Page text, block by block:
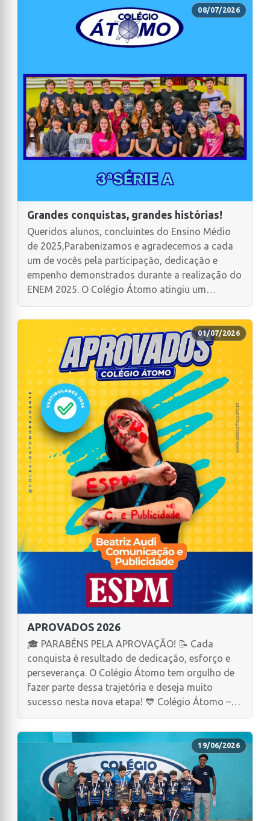
08/07/2026
Grandes conquistas, grandes histórias!
Queridos alunos, concluintes do Ensino Médio
de 2025,Parabenizamos e agradecemos a cada
um de vocês pela participação, dedicação e
empenho demonstrados durante a realização do
ENEM 2025. O Colégio Átomo atingiu um
comprometimento, da discipl...
01/07/2026
APROVADOS 2026
🎓 PARABÉNS PELA APROVAÇÃO! 📝 Cada
conquista é resultado de dedicação, esforço e
perseverança. O Colégio Átomo tem orgulho de
fazer parte dessa trajetória e deseja muito
sucesso nesta nova etapa! 💙 Colégio Átomo –
19/06/2026